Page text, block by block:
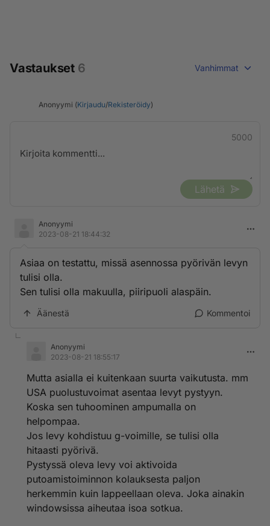
Vastaukset 6 Vanhimmat
Anonyymi (Kirjaudu/Rekisteröidy)
5000
Lähetä
Anonyymi
2023-08-21 18:44:32
Asiaa on testattu, missä asennossa pyörivän levyn
tulisi olla.
Sen tulisi olla makuulla, piiripuoli alaspäin.
Äänestä Kommentoi
Anonyymi
2023-08-21 18:55:17
Mutta asialla ei kuitenkaan suurta vaikutusta. mm
USA puolustuvoimat asentaa levyt pystyyn.
Koska sen tuhoominen ampumalla on
helpompaa.
Jos levy kohdistuu g-voimille, se tulisi olla
hitaasti pyörivä.
Pystyssä oleva levy voi aktivoida
putoamistoiminnon kolauksesta paljon
herkemmin kuin lappeellaan oleva. Joka ainakin
windowsissa aiheutaa isoa sotkua.